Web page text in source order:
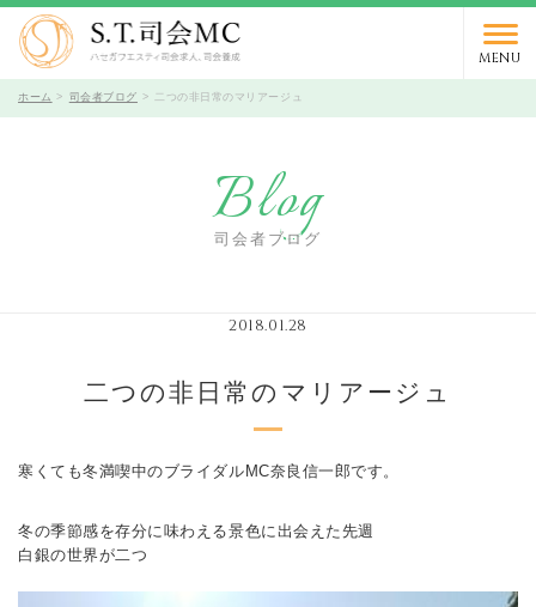
MENU
受付時間 10時～19時 / 定休日 火曜日
ホーム 司会者ブログ 二つの非日常のマリアージュ
Blog
司会者ブログ
2018.01.28
二つの非日常のマリアージュ
寒くても冬満喫中のブライダルMC奈良信一郎です。
冬の季節感を存分に味わえる景色に出会えた先週
白銀の世界が二つ